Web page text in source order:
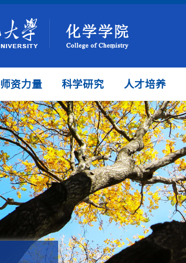
师资力量 科学研究 人才培养